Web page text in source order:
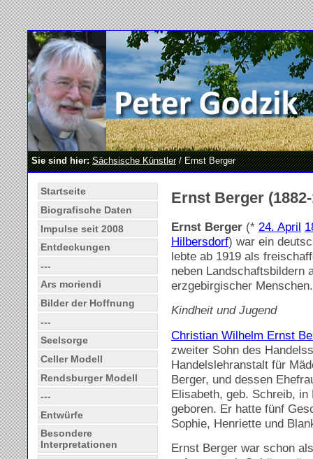
Sie sind hier: Sächsische Künstler/ Ernst Berger
Startseite
Biografische Daten
Impulse seit 2008
Entdeckungen
---
Ars moriendi
Bilder der Hoffnung
---
Seelsorge
Celler Modell
Rendsburger Modell
---
Entwürfe
Besondere
Interpretationen
Ernst Berger
Ernst Berger (* 24. April
Hilbersdorf) war ein
lebte ab 1919 als
neben Landschaftsbildern
erzgebirgischer Menschen.
Kindheit und Jugend
Christian Wilhelm Ernst
zweiter Sohn des
Handelslehranstalt für
Berger, und dessen
Elisabeth, geb. Schreib,
geboren. Er hatte fünf
Sophie, Henriette und
Ernst Berger war schon